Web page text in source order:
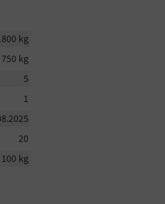
kg
750 kg
5
1
20
100 kg